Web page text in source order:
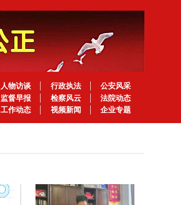
人物访谈 行政执法
公安风采
监督早报 检察风云
法院动态
工作动态 视频新闻 企业专题